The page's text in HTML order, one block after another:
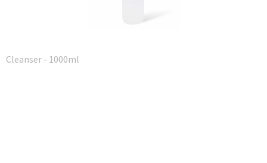
Cleanser - 1000ml